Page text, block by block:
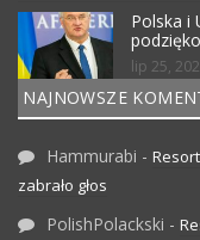
Polska i
lip 25,
NAJNOWSZE
Hammurabi -
zabrało głos
PolishPolackski -